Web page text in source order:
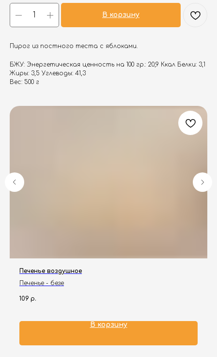
В корзину
Пирог из постного теста с яблоками.
БЖУ: Энергетическая ценность на 100 гр.: 20,9 Ккал Белки: 3,1
Жиры: 3,5 Углеводы: 41,3
Вес: 500 г
Печенье воздушное
Печенье - безе
109 р.
В корзину